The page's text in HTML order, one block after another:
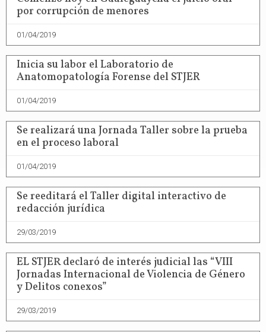
por corrupción de menores
01/04/2019
Inicia su labor el Laboratorio de
Anatomopatología Forense del STJER
01/04/2019
Se realizará una Jornada Taller sobre la prueba
en el proceso laboral
01/04/2019
Se reeditará el Taller digital interactivo de
redacción jurídica
29/03/2019
EL STJER declaró de interés judicial las “VIII
Jornadas Internacional de Violencia de Género
y Delitos conexos”
29/03/2019